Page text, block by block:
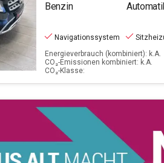
Benzin
Navigationssystem
Energieverbrauch (kombiniert): k.A.
CO₂-Emissionen kombiniert: k.A.
CO₂-Klasse: